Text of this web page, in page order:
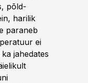
põld-
harilik
paraneb
ei
jahedates